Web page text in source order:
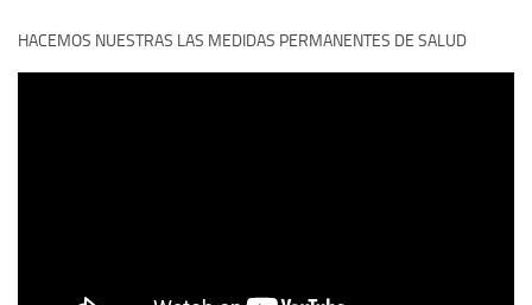
HACEMOS NUESTRAS LAS MEDIDAS PERMANENTES DE SALUD